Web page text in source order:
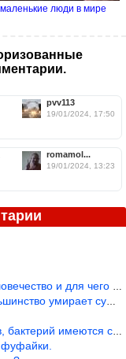
люди в мире
pvv113
19/01/2024, 17:50
romamol...
19/01/2024, 13:23
и для чего оно сущ
существенно ча
имеются сведения из